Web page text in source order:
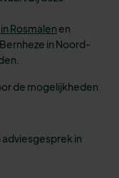
Rosmalen en
in Noord-
de mogelijkheden
adviesgesprek in